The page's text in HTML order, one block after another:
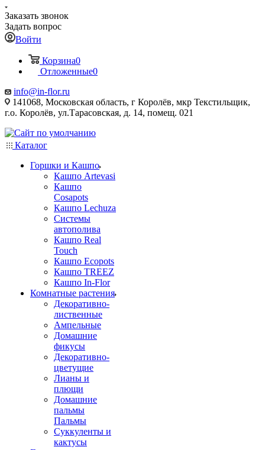
Заказать звонок
Задать вопрос
Войти
Корзина0
Отложенные0
info@in-flor.ru
141068, Московская область, г Королёв, мкр Текстильщик,
г.о. Королёв, ул.Тарасовская, д. 14, помещ. 021
Каталог
Горшки и Кашпо
Кашпо Artevasi
Кашпо
Cosapots
Кашпо Lechuza
Системы
автополива
Кашпо Real
Touch
Кашпо Ecopots
Кашпо TREEZ
Кашпо In-Flor
Комнатные растения
Декоративно-
лиственные
Ампельные
Домашние
фикусы
Декоративно-
цветущие
Лианы и
плющи
Домашние
пальмы
Пальмы
Суккуленты и
кактусы